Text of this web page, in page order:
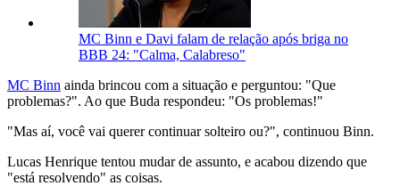
MC Binn e Davi falam de relação após briga no
BBB 24: "Calma, Calabreso"
MC Binn ainda brincou com a situação e perguntou: "Que
problemas?". Ao que Buda respondeu: "Os problemas!"
"Mas aí, você vai querer continuar solteiro ou?", continuou Binn.
Lucas Henrique tentou mudar de assunto, e acabou dizendo que
"está resolvendo" as coisas.